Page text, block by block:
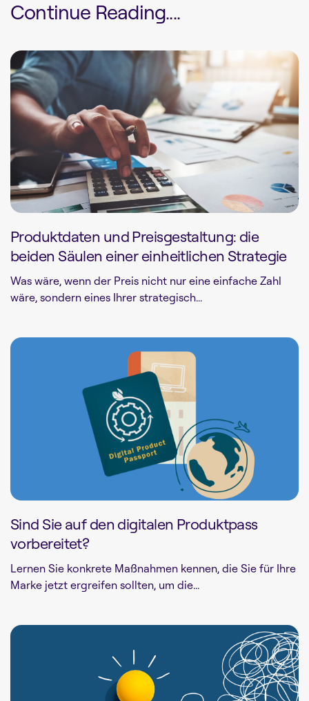
Continue Reading....
Produktdaten und Preisgestaltung: die
beiden Säulen einer einheitlichen Strategie
Was wäre, wenn der Preis nicht nur eine einfache Zahl
wäre, sondern eines Ihrer strategisch...
Sind Sie auf den digitalen Produktpass
vorbereitet?
Lernen Sie konkrete Maßnahmen kennen, die Sie für Ihre
Marke jetzt ergreifen sollten, um die...